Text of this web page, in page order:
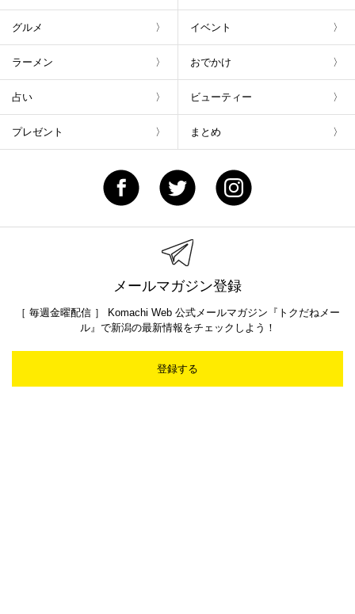
グルメ イベント
ラーメン おでかけ
占い ビューティー
プレゼント まとめ
メールマガジン登録
［ 毎週金曜配信 ］ Komachi Web 公式メールマガジン『トクだねメー
ル』で新潟の最新情報をチェックしよう！
登録する